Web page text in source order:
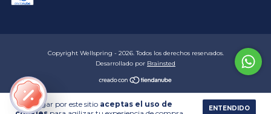
Al navegar por este sitio aceptas el uso de
ENTENDIDO
Copyright Wellspring - 2026. Todos los derechos reservados.
Desarrollado por Brainsted